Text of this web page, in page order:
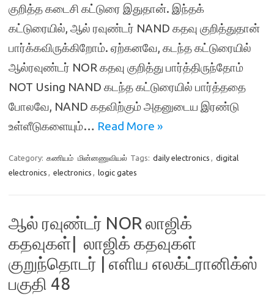
குறித்த கடைசி கட்டுரை இதுதான். இந்தக்
கட்டுரையில், ஆல் ரவுண்டர் NAND கதவு குறித்துதான்
பார்க்கவிருக்கிறோம். ஏற்கனவே, கடந்த கட்டுரையில்
ஆல்ரவுண்டர் NOR கதவு குறித்து பார்த்திருந்தோம்
NOT Using NAND கடந்த கட்டுரையில் பார்த்ததை
போலவே, NAND கதவிற்கும் அதனுடைய இரண்டு
உள்ளீடுகளையும்… Read More »
Category: கணியம் மின்னணுவியல் Tags: daily electronics , digital
electronics , electronics , logic gates
ஆல் ரவுண்டர் NOR லாஜிக்
கதவுகள்| லாஜிக் கதவுகள்
குறுந்தொடர் | எளிய எலக்ட்ரானிக்ஸ்
பகுதி 48